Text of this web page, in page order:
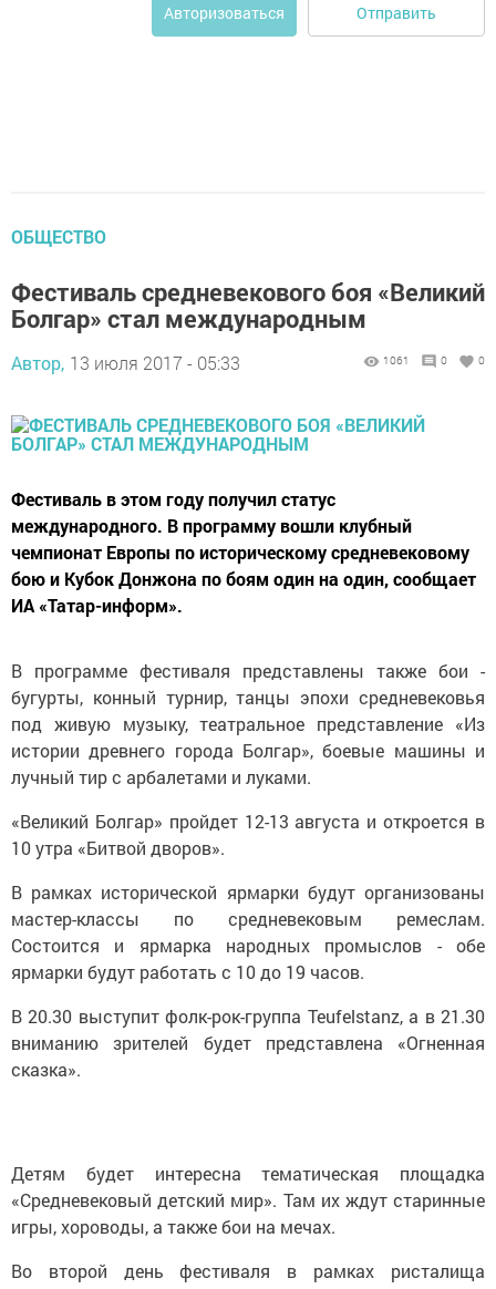
Авторизоваться Отправить
ОБЩЕСТВО
Фестиваль средневекового боя «Великий
Болгар» стал международным
Автор, 13 июля 2017 - 05:33 1061 0 0
Фестиваль в этом году получил статус
международного. В программу вошли клубный
чемпионат Европы по историческому средневековому
бою и Кубок Донжона по боям один на один, сообщает
ИА «Татар-информ».
В программе фестиваля представлены также бои -
бугурты, конный турнир, танцы эпохи средневековья
под живую музыку, театральное представление «Из
истории древнего города Болгар», боевые машины и
лучный тир с арбалетами и луками.
«Великий Болгар» пройдет 12-13 августа и откроется в
10 утра «Битвой дворов».
В рамках исторической ярмарки будут организованы
мастер-классы по средневековым ремеслам.
Состоится и ярмарка народных промыслов - обе
ярмарки будут работать с 10 до 19 часов.
В 20.30 выступит фолк-рок-группа Teufelstanz, а в 21.30
вниманию зрителей будет представлена «Огненная
сказка».
Детям будет интересна тематическая площадка
«Средневековый детский мир». Там их ждут старинные
игры, хороводы, а также бои на мечах.
Во второй день фестиваля в рамках ристалища